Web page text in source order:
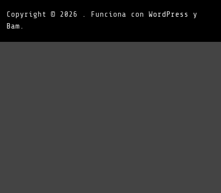
Copyright © 2026 . Funciona con WordPress y
Bam .